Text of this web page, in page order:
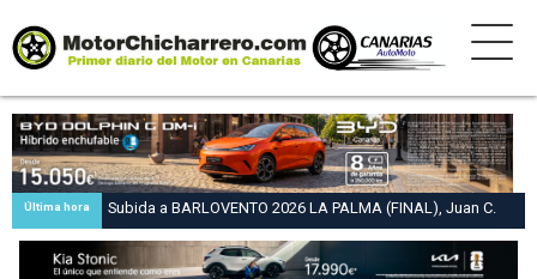
Última hora
Subida a BARLOVENTO 2026 LA PALMA (FINAL), Juan C.
Brito y Carlos A. Pérez hacen suya la victoria en la 47 Subida
a Barlovento